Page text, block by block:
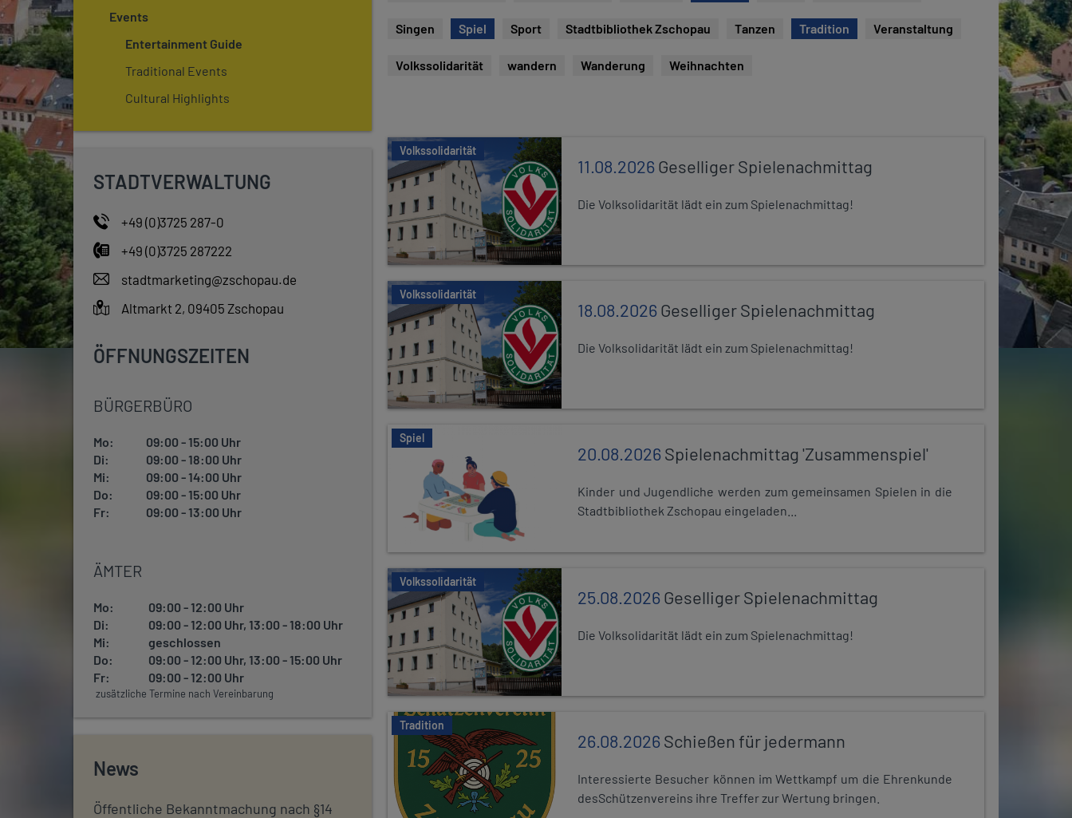
Events
Entertainment Guide
Traditional Events
Cultural Highlights
STADTVERWALTUNG
+49 (0)3725 287-0
+49 (0)3725 287222
stadtmarketing@zschopau.de
Altmarkt 2, 09405 Zschopau
ÖFFNUNGSZEITEN
BÜRGERBÜRO
Mo:
09:00 - 15:00 Uhr
Di:
09:00 - 18:00 Uhr
Mi:
09:00 - 14:00 Uhr
Do:
09:00 - 15:00 Uhr
Fr:
09:00 - 13:00 Uhr
ÄMTER
Mo:
09:00 - 12:00 Uhr
Di:
09:00 - 12:00 Uhr, 13:00 - 18:00 Uhr
Mi:
geschlossen
Do:
09:00 - 12:00 Uhr, 13:00 - 15:00 Uhr
Fr:
09:00 - 12:00 Uhr
zusätzliche Termine nach Vereinbarung
News
Öffentliche Bekanntmachung nach §14
Singen Spiel Sport Stadtbibliothek Zschopau Tanzen Tradition Veranstaltung
Volkssolidarität wandern Wanderung Weihnachten
Volkssolidarität
11.08.2026Geselliger Spielenachmittag
Die Volksolidarität lädt ein zum Spielenachmittag!
Volkssolidarität
18.08.2026Geselliger Spielenachmittag
Die Volksolidarität lädt ein zum Spielenachmittag!
Spiel
20.08.2026Spielenachmittag 'Zusammenspiel'
Kinder und Jugendliche werden zum gemeinsamen Spielen in die
Stadtbibliothek Zschopau eingeladen...
Volkssolidarität
25.08.2026Geselliger Spielenachmittag
Die Volksolidarität lädt ein zum Spielenachmittag!
Tradition
26.08.2026Schießen für jedermann
Interessierte Besucher können im Wettkampf um die Ehrenkunde
desSchützenvereins ihre Treffer zur Wertung bringen.